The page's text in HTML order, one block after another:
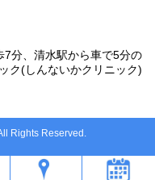
7分、清水駅から車で5分の
ク(しんないかクリニック)
Rights Reserved.